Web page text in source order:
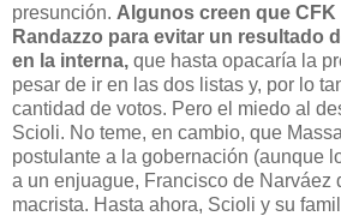
presunción. Algunos creen que CFK
Randazzo para evitar un resultado
en la interna, que hasta opacaría la
pesar de ir en las dos listas y, por lo
cantidad de votos. Pero el miedo al
Scioli. No teme, en cambio, que
postulante a la gobernación (aunque
a un enjuague, Francisco de Narváez
macrista. Hasta ahora, Scioli y su